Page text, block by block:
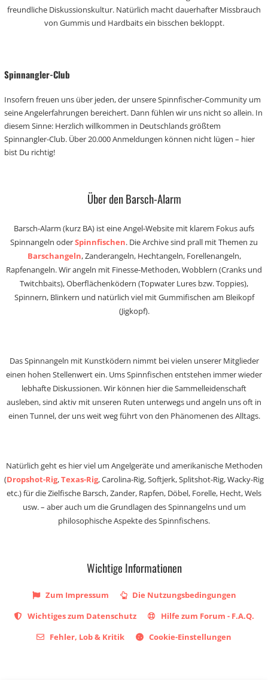
freundliche Diskussionskultur. Natürlich macht dauerhafter Missbrauch
von Gummis und Hardbaits ein bisschen bekloppt.
Spinnangler-Club
Insofern freuen uns über jeden, der unsere Spinnfischer-Community um
seine Angelerfahrungen bereichert. Dann fühlen wir uns nicht so allein. In
diesem Sinne: Herzlich willkommen in Deutschlands größtem
Spinnangler-Club. Über 20.000 Anmeldungen können nicht lügen – hier
bist Du richtig!
Über den Barsch-Alarm
Barsch-Alarm (kurz BA) ist eine Angel-Website mit klarem Fokus aufs
Spinnangeln oderSpinnfischen. Die Archive sind prall mit Themen zu
Barschangeln, Zanderangeln, Hechtangeln, Forellenangeln,
Rapfenangeln. Wir angeln mit Finesse-Methoden, Wobblern (Cranks und
Twitchbaits), Oberflächenködern (Topwater Lures bzw. Toppies),
Spinnern, Blinkern und natürlich viel mit Gummifischen am Bleikopf
(Jigkopf).
Das Spinnangeln mit Kunstködern nimmt bei vielen unserer Mitglieder
einen hohen Stellenwert ein. Ums Spinnfischen entstehen immer wieder
lebhafte Diskussionen. Wir können hier die Sammelleidenschaft
ausleben, sind aktiv mit unseren Ruten unterwegs und angeln uns oft in
einen Tunnel, der uns weit weg führt von den Phänomenen des Alltags.
Natürlich geht es hier viel um Angelgeräte und amerikanische Methoden
(Dropshot-Rig,Texas-Rig, Carolina-Rig, Softjerk, Splitshot-Rig, Wacky-Rig
etc.) für die Zielfische Barsch, Zander, Rapfen, Döbel, Forelle, Hecht, Wels
usw. – aber auch um die Grundlagen des Spinnangelns und um
philosophische Aspekte des Spinnfischens.
Wichtige Informationen
Zum Impressum
Die Nutzungsbedingungen
Wichtiges zum Datenschutz
Hilfe zum Forum - F.A.Q.
Fehler, Lob & Kritik
Cookie-Einstellungen